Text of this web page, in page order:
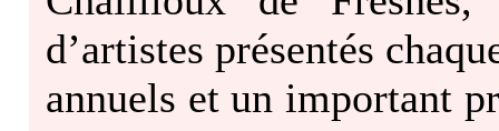
d’artistes présentés
annuels et un important